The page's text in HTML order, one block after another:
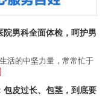
院男科全面体检，呵护男
活的中坚力量，常常忙于
包皮过长、包茎，到底要